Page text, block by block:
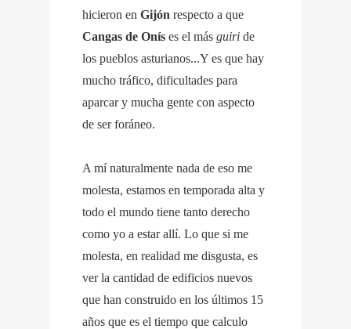
hicieron en Gijón respecto a que
Cangas de Onís es el más guiri de
los pueblos asturianos...Y es que hay
mucho tráfico, dificultades para
aparcar y mucha gente con aspecto
de ser foráneo.
A mí naturalmente nada de eso me
molesta, estamos en temporada alta y
todo el mundo tiene tanto derecho
como yo a estar allí. Lo que si me
molesta, en realidad me disgusta, es
ver la cantidad de edificios nuevos
que han construido en los últimos 15
años que es el tiempo que calculo